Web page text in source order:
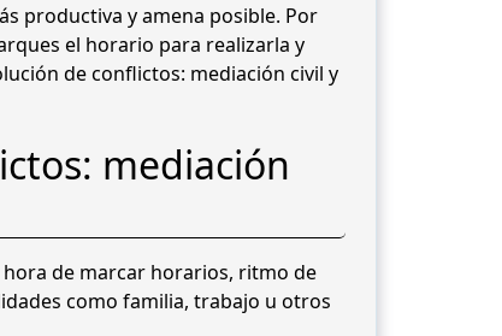
productiva y amena posible. Por
el horario para realizarla y
de conflictos: mediación civil y
mediación
de marcar horarios, ritmo de
como familia, trabajo u otros